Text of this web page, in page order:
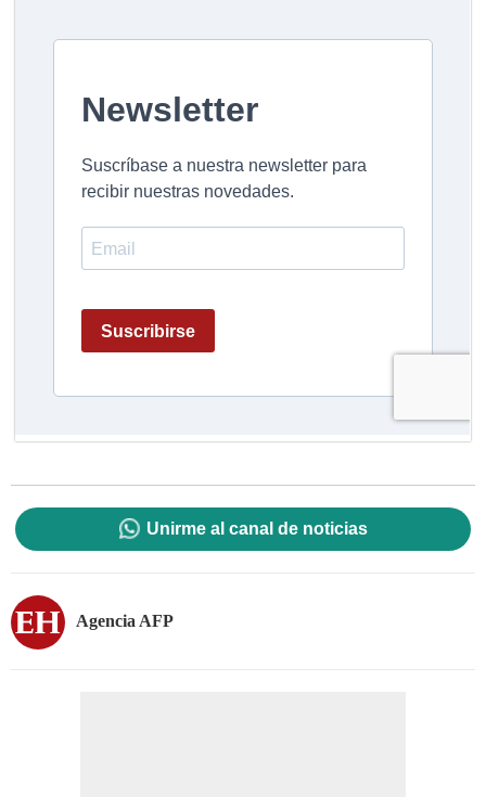
Unirme al canal de noticias
Agencia AFP